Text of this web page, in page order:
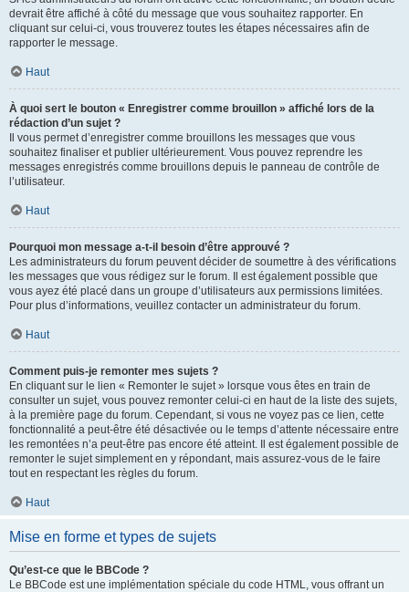
devrait être affiché à côté du message que vous souhaitez rapporter. En
cliquant sur celui-ci, vous trouverez toutes les étapes nécessaires afin de
rapporter le message.
Haut
À quoi sert le bouton « Enregistrer comme brouillon » affiché lors de la
rédaction d’un sujet ?
Il vous permet d’enregistrer comme brouillons les messages que vous
souhaitez finaliser et publier ultérieurement. Vous pouvez reprendre les
messages enregistrés comme brouillons depuis le panneau de contrôle de
l’utilisateur.
Haut
Pourquoi mon message a-t-il besoin d’être approuvé ?
Les administrateurs du forum peuvent décider de soumettre à des vérifications
les messages que vous rédigez sur le forum. Il est également possible que
vous ayez été placé dans un groupe d’utilisateurs aux permissions limitées.
Pour plus d’informations, veuillez contacter un administrateur du forum.
Haut
Comment puis-je remonter mes sujets ?
En cliquant sur le lien « Remonter le sujet » lorsque vous êtes en train de
consulter un sujet, vous pouvez remonter celui-ci en haut de la liste des sujets,
à la première page du forum. Cependant, si vous ne voyez pas ce lien, cette
fonctionnalité a peut-être été désactivée ou le temps d’attente nécessaire entre
les remontées n’a peut-être pas encore été atteint. Il est également possible de
remonter le sujet simplement en y répondant, mais assurez-vous de le faire
tout en respectant les règles du forum.
Haut
Mise en forme et types de sujets
Qu’est-ce que le BBCode ?
Le BBCode est une implémentation spéciale du code HTML, vous offrant un